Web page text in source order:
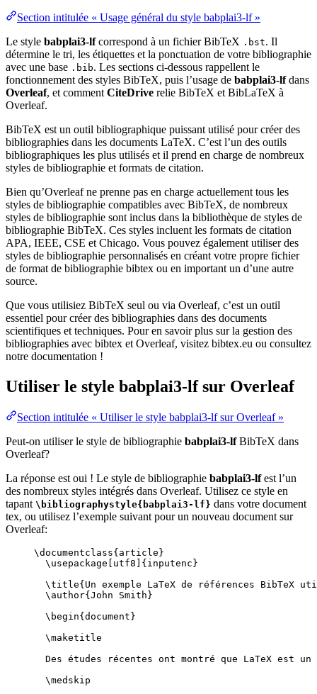
Section intitulée « Usage général du style babplai3-lf »
Le style babplai3-lfcorrespond à un fichier BibTeX .bst. Il
détermine le tri, les étiquettes et la ponctuation de votre bibliographie
avec une base .bib. Les sections ci-dessous rappellent le
fonctionnement des styles BibTeX, puis l’usage de babplai3-lfdans
Overleaf, et comment CiteDrive relie BibTeX et BibLaTeX à
Overleaf.
BibTeX est un outil bibliographique puissant utilisé pour créer des
bibliographies dans les documents LaTeX. C’est l’un des outils
bibliographiques les plus utilisés et il prend en charge de nombreux
styles de bibliographie et formats de citation.
Bien qu’Overleaf ne prenne pas en charge actuellement tous les
styles de bibliographie compatibles avec BibTeX, de nombreux
styles de bibliographie sont inclus dans la bibliothèque de styles de
bibliographie BibTeX. Ces styles incluent les formats de citation
APA, IEEE, CSE et Chicago. Vous pouvez également utiliser des
styles de bibliographie personnalisés en créant votre propre fichier
de format de bibliographie bibtex ou en important un d’une autre
source.
Que vous utilisiez BibTeX seul ou via Overleaf, c’est un outil
essentiel pour créer des bibliographies dans des documents
scientifiques et techniques. Pour en savoir plus sur la gestion des
bibliographies avec bibtex et Overleaf, visitez bibtex.eu ou consultez
notre documentation !
Utiliser le style babplai3-lfsur Overleaf
Section intitulée « Utiliser le style babplai3-lf sur Overleaf »
Peut-on utiliser le style de bibliographie babplai3-lfBibTeX dans
Overleaf?
La réponse est oui ! Le style de bibliographie babplai3-lfest l’un
des nombreux styles intégrés dans Overleaf. Utilisez ce style en
tapant \bibliographystyle{babplai3-lf} dans votre document
tex, ou utilisez l’exemple suivant pour un nouveau document sur
Overleaf:
\documentclass{ article }
\usepackage
utf8 ]{ inputenc }
\title{Un exemple LaTeX de références
\author{John Smith}
\begin{ document }
\maketitle
Des études récentes ont montré que LaTeX est
\medskip